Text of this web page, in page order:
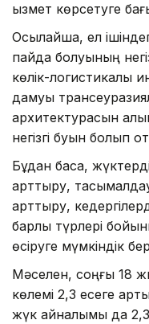
қызмет көрсетуге
Осылайша, ел
пайда болуының
көлік-логистикалық
дамуы
архитектурасын
негізгі буын болып
Бұдан басқа,
арттыру, тасымалдау
арттыру,
барлық түрлері
өсіруге мүмкіндік
Мәселен, соңғы 18
көлемі 2,3 есеге
жүк айналымы да